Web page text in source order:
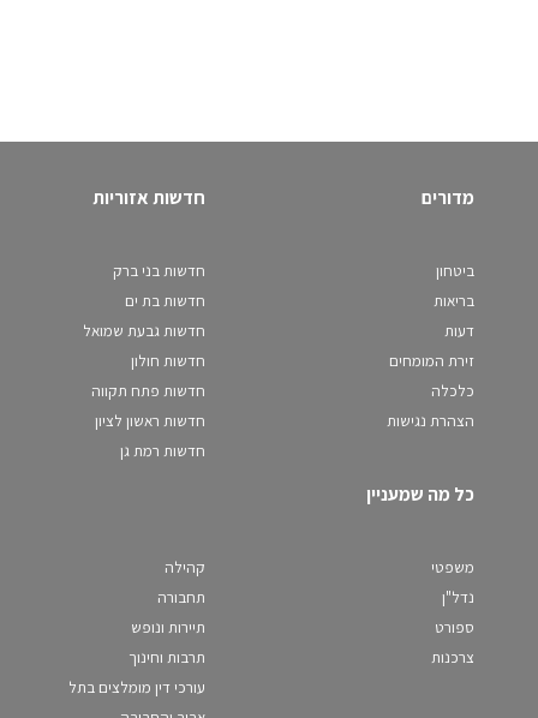
מדורים
ביטחון
בריאות
דעות
זירת המומחים
כלכלה
הצהרת נגישות
חדשות אזוריות
חדשות בני ברק
חדשות בת ים
חדשות גבעת שמואל
חדשות חולון
חדשות פתח תקווה
חדשות ראשון לציון
חדשות רמת גן
כל מה שמעניין
משפטי
נדל"ן
ספורט
צרכנות
קהילה
תחבורה
תיירות ונופש
תרבות וחינוך
עורכי דין מומלצים בתל